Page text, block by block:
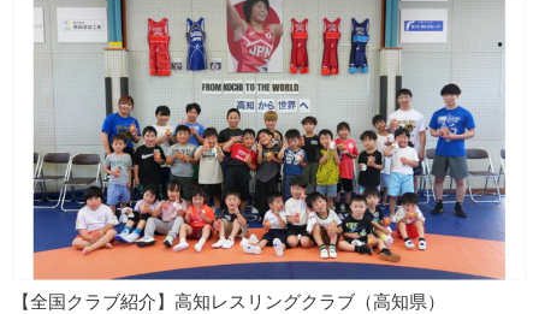
【全国クラブ紹介】高知レスリングクラブ（高知県）